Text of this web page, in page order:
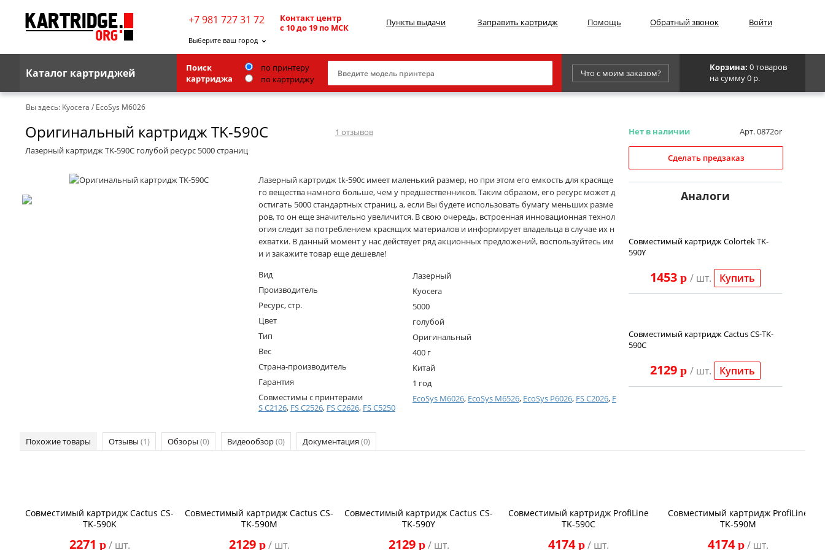
+7 981 727 31 72
Контакт центр
с 10 до 19 по МСК
Выберите ваш город
Пункты выдачи Заправить картридж Помощь Обратный звонок Войти
Каталог картриджей
Brother
G&G
Kodak
Lexmark
Samsung
Sharp
Xerox
Для франкировальной машины
Тонер и девелопер
Поиск
картриджа
по принтеру
по картриджу
Что с моим заказом?
Корзина: 0 товаров
на сумму 0 р.
Вы здесь: Kyocera / EcoSys M6026
Оригинальный картридж TK-590C 1 отзывов
Лазерный картридж TK-590C голубой ресурс 5000 страниц
Лазерный картридж tk-590c имеет маленький размер, но при этом его емкость для красяще
го вещества намного больше, чем у предшественников. Таким образом, его ресурс может д
остигать 5000 стандартных страниц, а, если Вы будете использовать бумагу меньших разме
ров, то он еще значительно увеличится. В свою очередь, встроенная инновационная технол
огия следит за потреблением красящих материалов и информирует владельца в случае их н
ехватки. В данный момент у нас действует ряд акционных предложений, воспользуйтесь им
и и закажите товар еще дешевле!
Вид
Лазерный
Производитель
Kyocera
Ресурс, стр.
5000
Цвет
голубой
Тип
Оригинальный
Вес
400 г
Страна-производитель
Китай
Гарантия
1 год
Совместимы с принтерами
EcoSys M6026, EcoSys M6526, EcoSys P6026, FS C2026, F
S C2126, FS C2526, FS C2626, FS C5250
Нет в наличии Арт. 0872or
Сделать предзаказ
Аналоги
Совместимый картридж Colortek TK-
590Y
1453p / шт. Купить
Совместимый картридж Cactus CS-TK-
590C
2129p / шт. Купить
Похожие товары Отзывы (1) Обзоры (0) Видеообзор(0) Документация (0)
Совместимый картридж Cactus CS-
TK-590K
2271 p/ шт.
Совместимый картридж Cactus CS-
TK-590M
2129 p/ шт.
Совместимый картридж Cactus CS-
TK-590Y
2129 p/ шт.
Совместимый картридж ProfiLine
TK-590C
4174p/ шт.
Совместимый картридж ProfiLine
TK-590M
4174p/ шт.